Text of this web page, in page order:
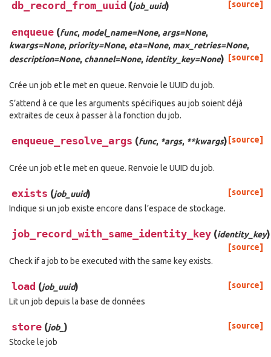
db_record_from_uuid (job_uuid) [source]
enqueue (func, model_name=None, args=None,
kwargs=None, priority=None, eta=None, max_retries=None,
description=None, channel=None, identity_key=None) [source]
Crée un job et le met en queue. Renvoie le UUID du job.
S’attend à ce que les arguments spécifiques au job soient déjà
extraites de ceux à passer à la fonction du job.
enqueue_resolve_args (func, *args, **kwargs) [source]
Crée un job et le met en queue. Renvoie le UUID du job.
exists (job_uuid)
[source]
Indique si un job existe encore dans l’espace de stockage.
job_record_with_same_identity_key (identity_key)
[source]
Check if a job to be executed with the same key exists.
load (job_uuid)
[source]
Lit un job depuis la base de données
store (job_ )
[source]
Stocke le job